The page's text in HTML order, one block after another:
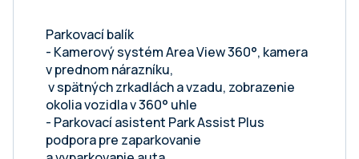
Parkovací balík
- Kamerový systém Area View 360°, kamera
v prednom nárazníku,
v spätných zrkadlách a vzadu, zobrazenie
okolia vozidla v 360° uhle
- Parkovací asistent Park Assist Plus
podpora pre zaparkovanie